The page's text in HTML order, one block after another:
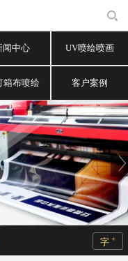
闻中心 UV喷绘喷画
箱布喷绘 客户案例
字 +